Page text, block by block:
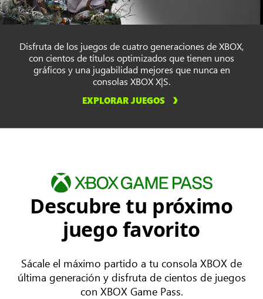
Disfruta de los juegos de cuatro generaciones de XBOX,
con cientos de títulos optimizados que tienen unos
gráficos y una jugabilidad mejores que nunca en
consolas XBOX X|S.
EXPLORAR JUEGOS
Descubre tu próximo
juego favorito
Sácale el máximo partido a tu consola XBOX de
última generación y disfruta de cientos de juegos
con XBOX Game Pass.